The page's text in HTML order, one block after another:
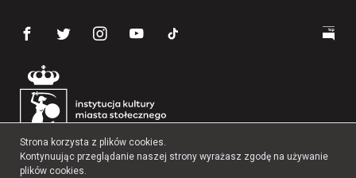
Strona korzysta z plików cookies.
Kontynuując przeglądanie naszej strony wyrażasz zgodę na używanie
plików cookies.